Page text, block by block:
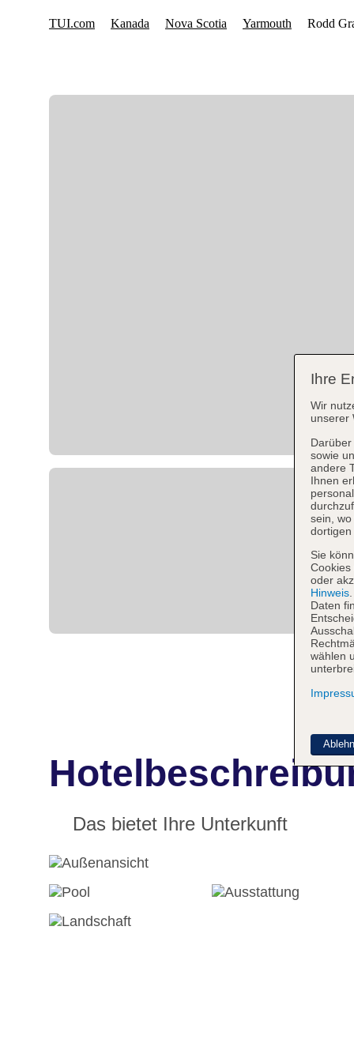
Das bietet Ihre Unterkunft
Ihre
Wir
unserer
sowie
andere
Ihnen
sein,
dortigen
Sie
Cookies
oder
Hinweis
Daten
wählen